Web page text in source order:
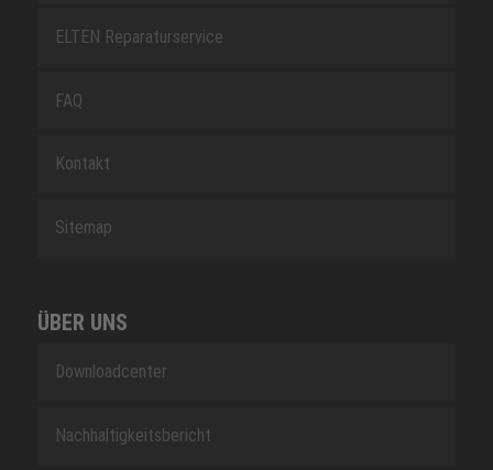
ELTEN Reparaturservice
FAQ
Kontakt
Sitemap
ÜBER UNS
Downloadcenter
Nachhaltigkeitsbericht